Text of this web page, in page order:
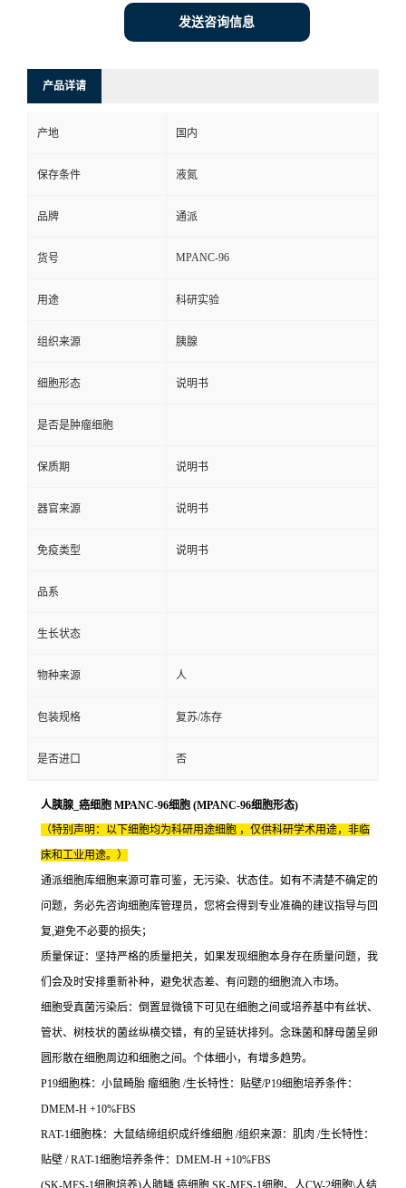
发送咨询信息
产品详请
产地 国内
保存条件 液氮
品牌 通派
货号 MPANC-96
用途 科研实验
组织来源 胰腺
细胞形态 说明书
是否是肿瘤细胞
保质期 说明书
器官来源 说明书
免疫类型 说明书
品系
生长状态
物种来源 人
包装规格 复苏/冻存
是否进口 否
人胰腺_癌细胞 MPANC-96细胞 (MPANC-96细胞形态)
（特别声明：以下细胞均为科研用途细胞 ，仅供科研学术用途，非临
床和工业用途。）
通派细胞库细胞来源可靠可鉴，无污染、状态佳。如有不清楚不确定的
问题，务必先咨询细胞库管理员，您将会得到专业准确的建议指导与回
复,避免不必要的损失；
质量保证：坚持严格的质量把关，如果发现细胞本身存在质量问题，我
们会及时安排重新补种，避免状态差、有问题的细胞流入市场。
细胞受真菌污染后：倒置显微镜下可见在细胞之间或培养基中有丝状、
管状、树枝状的菌丝纵横交错，有的呈链状排列。念珠菌和酵母菌呈卵
圆形散在细胞周边和细胞之间。个体细小，有增多趋势。
P19细胞株：小鼠畸胎 瘤细胞 /生长特性：贴壁/P19细胞培养条件：
DMEM-H +10%FBS
RAT-1细胞株：大鼠结缔组织成纤维细胞 /组织来源：肌肉 /生长特性：
贴壁 / RAT-1细胞培养条件：DMEM-H +10%FBS
(SK-MES-1细胞培养)人肺鳞 癌细胞 SK-MES-1细胞、人CW-2细胞\人结